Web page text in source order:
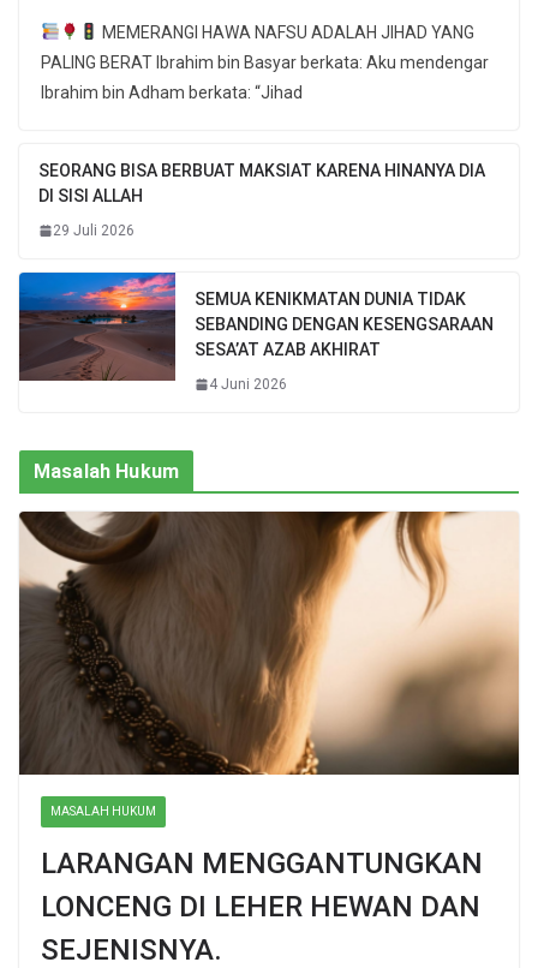
MEMERANGI HAWA NAFSU ADALAH JIHAD YANG
PALING BERAT Ibrahim bin Basyar berkata: Aku mendengar
Ibrahim bin Adham berkata: “Jihad
SEORANG BISA BERBUAT MAKSIAT KARENA HINANYA DIA
DI SISI ALLAH
29 Juli 2026
SEMUA KENIKMATAN DUNIA TIDAK
SEBANDING DENGAN KESENGSARAAN
SESA’AT AZAB AKHIRAT
4 Juni 2026
Masalah Hukum
MASALAH HUKUM
LARANGAN MENGGANTUNGKAN
LONCENG DI LEHER HEWAN DAN
SEJENISNYA.